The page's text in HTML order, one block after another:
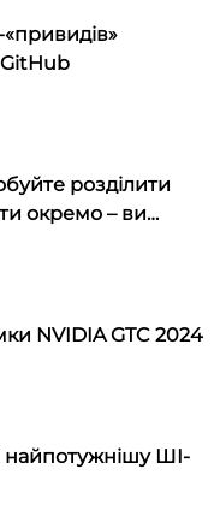
розділити
окремо – ви
NVIDIA GTC 2024
найпотужнішу ШІ-